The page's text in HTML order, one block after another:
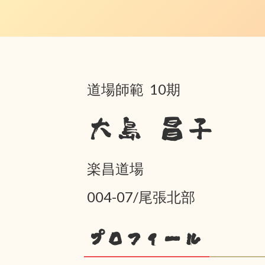
道場師範 10期
大島 昌子
楽昌道場
004-07/尾張北部
プロフィール